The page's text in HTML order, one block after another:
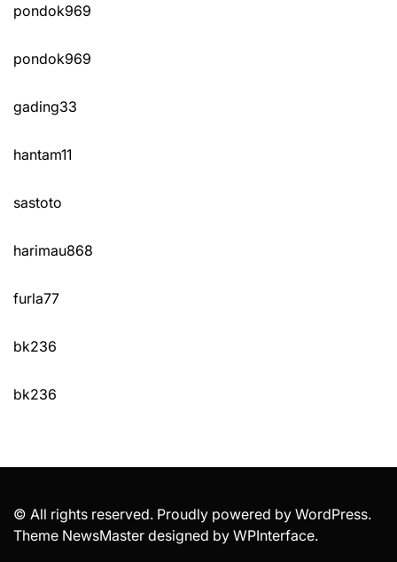
pondok969
pondok969
gading33
hantam11
sastoto
harimau868
furla77
bk236
bk236
© All rights reserved. Proudly powered by WordPress.
Theme NewsMaster designed by WPInterface.